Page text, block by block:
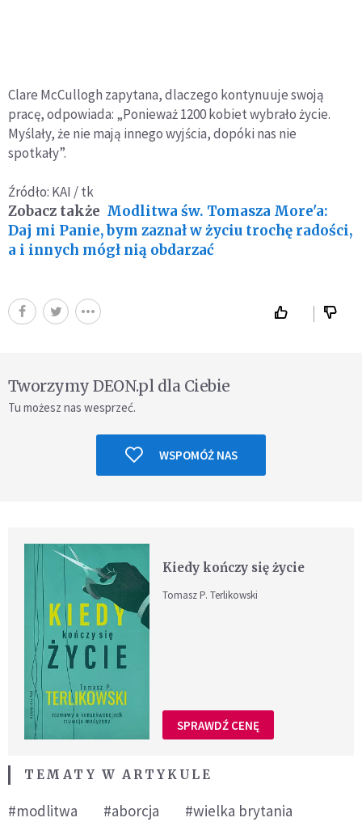
Clare McCullogh zapytana, dlaczego kontynuuje swoją
pracę, odpowiada: „Ponieważ 1200 kobiet wybrało życie.
Myślały, że nie mają innego wyjścia, dopóki nas nie
spotkały”.
Źródło: KAI / tk
Zobacz także Modlitwa św. Tomasza More'a:
Daj mi Panie, bym zaznał w życiu trochę radości,
a i innych mógł nią obdarzać
Tworzymy DEON.pl dla Ciebie
Tu możesz nas wesprzeć.
WSPOMÓŻ NAS
Kiedy kończy się życie
Tomasz P. Terlikowski
SPRAWDŹ CENĘ
TEMATY W ARTYKULE
#modlitwa #aborcja #wielka brytania